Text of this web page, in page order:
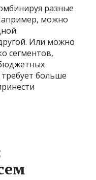
разные
можно
Или можно
сегментов,
больше